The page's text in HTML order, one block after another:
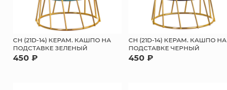
СН (21D-14) КЕРАМ. КАШПО НА
ПОДСТАВКЕ ЗЕЛЕНЫЙ
450 ₽
СН (21D-14) КЕРАМ. КАШПО НА
ПОДСТАВКЕ ЧЕРНЫЙ
450 ₽